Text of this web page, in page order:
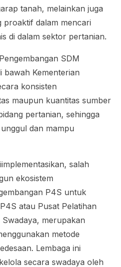
tanah, melainkan juga
proaktif dalam mencari
di dalam sektor pertanian.
SDM
bawah Kementerian
konsisten
maupun kuantitas sumber
pertanian, sehingga
dan mampu
salah
ekosistem
P4S untuk
atau Pusat Pelatihan
merupakan
metode
Lembaga ini
secara swadaya oleh